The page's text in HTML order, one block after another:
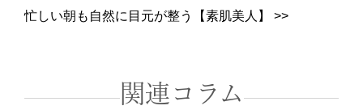
忙しい朝も自然に目元が整う【素肌美人】 >>
関連コラム